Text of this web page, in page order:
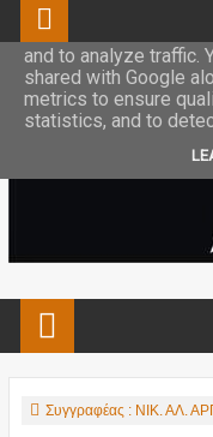
Συγγραφέας : ΝΙΚ. ΑΛ.
This site uses
and to analyze traffic.
shared with Google
metrics to ensure
statistics, and to